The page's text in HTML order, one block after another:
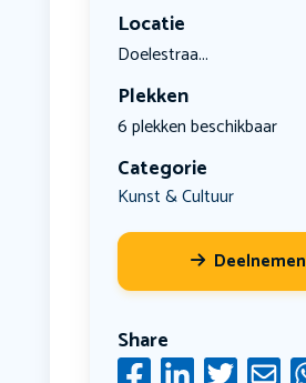
Locatie
Doelestraa...
Plekken
6 plekken beschikbaar
Categorie
Kunst & Cultuur
Deelnemen
Share